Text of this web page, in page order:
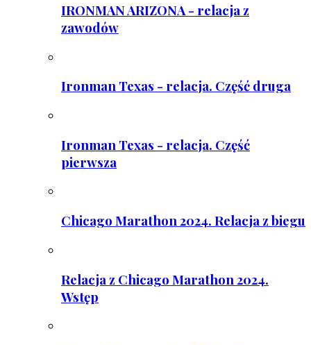
IRONMAN ARIZONA - relacja z
zawodów
Ironman Texas - relacja. Część druga
Ironman Texas - relacja. Część
pierwsza
Chicago Marathon 2024. Relacja z biegu
Relacja z Chicago Marathon 2024.
Wstęp